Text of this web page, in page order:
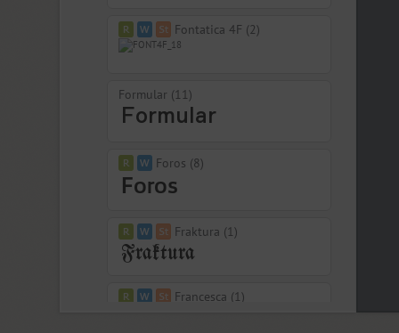
Fontatica 4F (2)
Formular (11)
Foros (8)
Fraktura (1)
Francesca (1)